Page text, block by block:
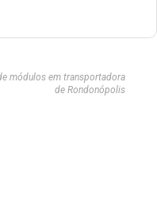
módulos em transportadora
de Rondonópolis